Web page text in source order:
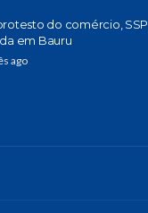
do comércio,
em Bauru
ago